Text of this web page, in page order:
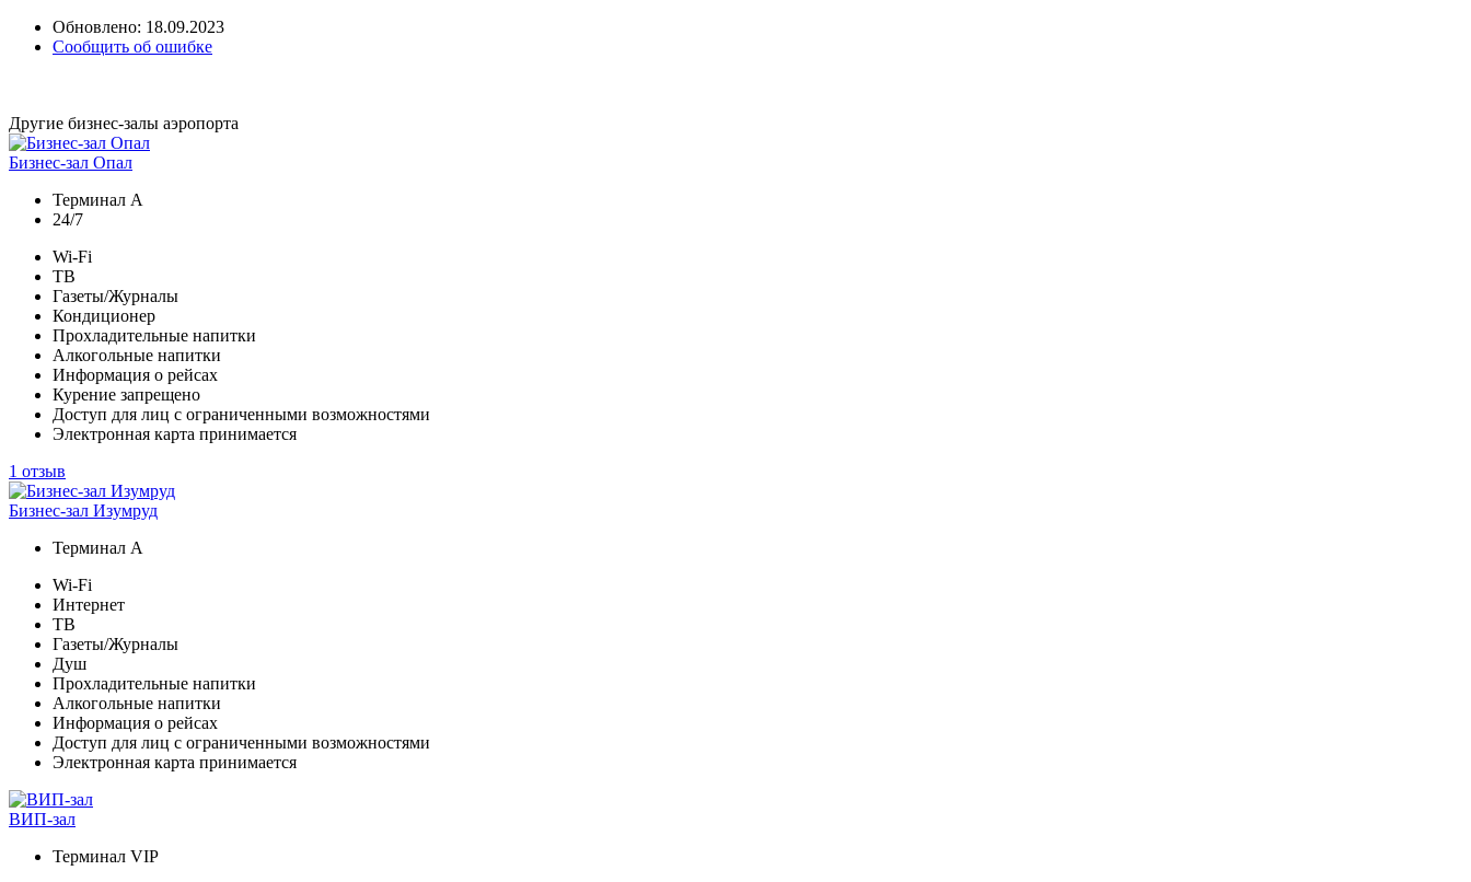
Обновлено: 18.09.2023
Сообщить об ошибке
Другие бизнес-залы аэропорта
Бизнес-зал Опал
Терминал A
24/7
Wi-Fi
ТВ
Газеты/Журналы
Кондиционер
Прохладительные напитки
Алкогольные напитки
Информация о рейсах
Курение запрещено
Доступ для лиц с ограниченными возможностями
Электронная карта принимается
1 отзыв
Бизнес-зал Изумруд
Терминал А
Wi-Fi
Интернет
ТВ
Газеты/Журналы
Душ
Прохладительные напитки
Алкогольные напитки
Информация о рейсах
Доступ для лиц с ограниченными возможностями
Электронная карта принимается
ВИП-зал
Терминал VIP